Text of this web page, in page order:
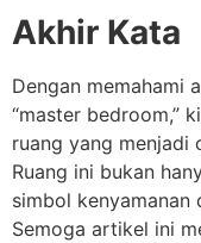
Akhir Kata
Dengan memahami
“master bedroom,”
ruang yang menjadi
Ruang ini bukan
simbol kenyamanan
Semoga artikel ini